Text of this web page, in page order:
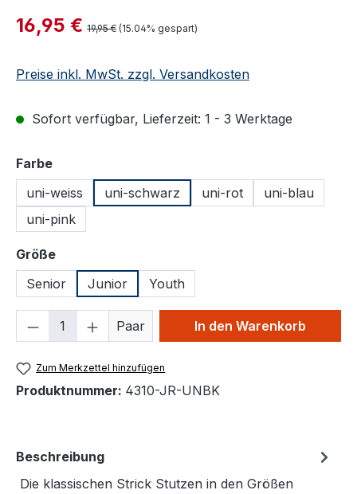
Verkaufspreis:
16,95 € Regulärer Preis:
19,95 € (15.04% gespart)
Preise inkl. MwSt. zzgl. Versandkosten
Sofort verfügbar, Lieferzeit: 1 - 3 Werktage
Farbeauswählen
uni-weiss
uni-schwarz uni-rot
uni-blau
uni-pink
Größeauswählen
Senior
Junior Youth
Produkt Anzahl: Gib den
Paar In den Warenkorb
Zum Merkzettel hinzufügen
Produktnummer: 4310-JR-UNBK
Beschreibung
Die klassischen Strick Stutzen in den Größen